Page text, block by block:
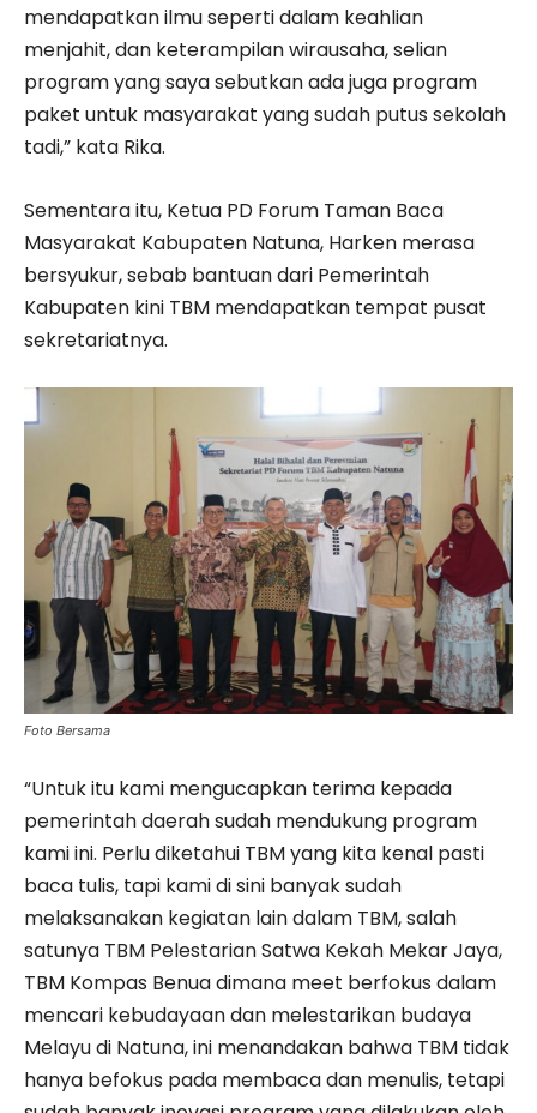
mendapatkan ilmu seperti dalam keahlian
menjahit, dan keterampilan wirausaha, selian
program yang saya sebutkan ada juga program
paket untuk masyarakat yang sudah putus sekolah
tadi,” kata Rika.
Sementara itu, Ketua PD Forum Taman Baca
Masyarakat Kabupaten Natuna, Harken merasa
bersyukur, sebab bantuan dari Pemerintah
Kabupaten kini TBM mendapatkan tempat pusat
sekretariatnya.
Foto Bersama
“Untuk itu kami mengucapkan terima kepada
pemerintah daerah sudah mendukung program
kami ini. Perlu diketahui TBM yang kita kenal pasti
baca tulis, tapi kami di sini banyak sudah
melaksanakan kegiatan lain dalam TBM, salah
satunya TBM Pelestarian Satwa Kekah Mekar Jaya,
TBM Kompas Benua dimana meet berfokus dalam
mencari kebudayaan dan melestarikan budaya
Melayu di Natuna, ini menandakan bahwa TBM tidak
hanya befokus pada membaca dan menulis, tetapi